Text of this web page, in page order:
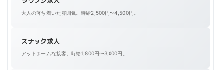
大人の落ち着いた雰囲気。時給2,500円〜4,500円。
スナック求人
アットホームな接客。時給1,800円〜3,000円。